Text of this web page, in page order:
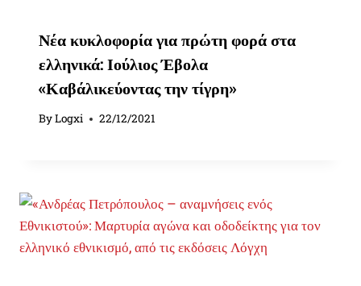
Νέα κυκλοφορία για πρώτη φορά στα
ελληνικά: Ιούλιος Έβολα
«Καβάλικεύοντας την τίγρη»
ByLogxi 22/12/2021